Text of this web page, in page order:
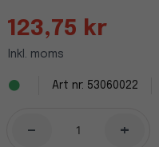
123,75 kr
Inkl. moms
53060022
- +